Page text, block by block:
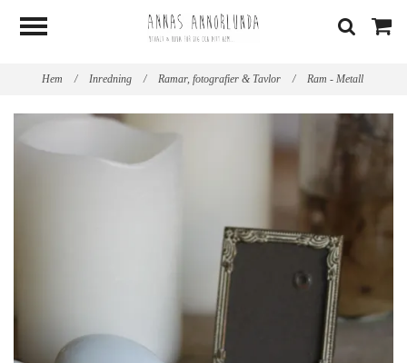
Hem / Inredning / Ramar, fotografier & Tavlor / Ram - Metall